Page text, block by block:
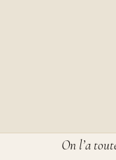
On l’a